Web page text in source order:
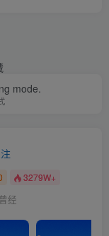
mode.
3279W+
经